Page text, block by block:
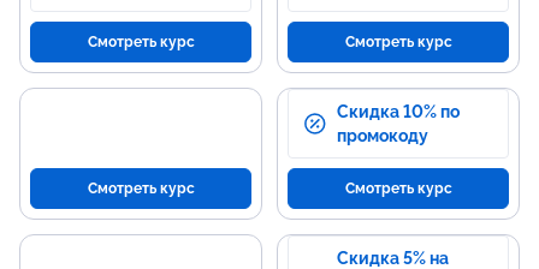
Смотреть курс Смотреть курс
Смотреть курс
Скидка 10% по
промокоду
Смотреть курс
Скидка 5% на